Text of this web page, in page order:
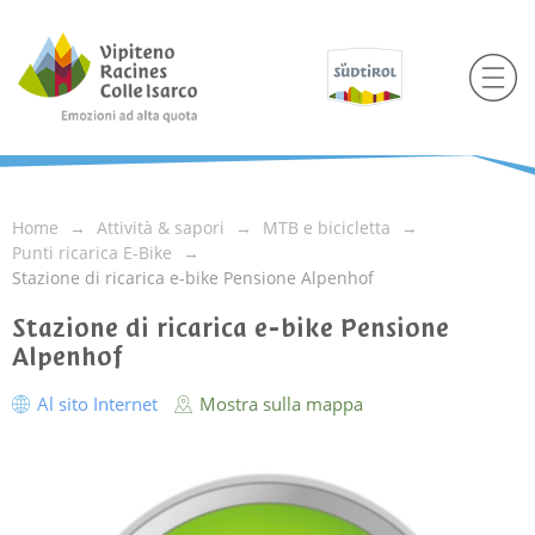
Home Attività & sapori
MTB e bicicletta
Punti ricarica E-Bike
Stazione di ricarica e-bike Pensione Alpenhof
Stazione di ricarica e-bike Pensione
Alpenhof
Al sito Internet Mostra sulla mappa